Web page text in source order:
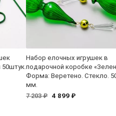
Набор елочных игрушек в
подарочной коробке
Форма: Веретено. Стекло.
мм.
7 203 ₽ 4 899 ₽